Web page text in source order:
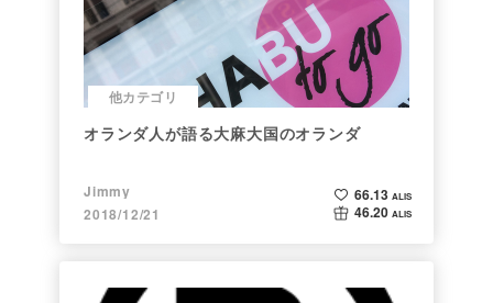
他カテゴリ
オランダ人が語る大麻大国のオランダ
Jimmy
2018/12/21
66.13 ALIS
46.20 ALIS